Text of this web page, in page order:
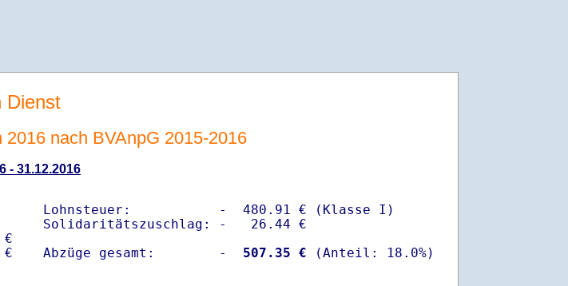
Dienst
nach BVAnpG 2015-2016
- 31.12.2016
Lohnsteuer:           -  480.91 € (Klasse I)
Solidaritätszuschlag: -   26.44 €
Abzüge gesamt:        -
  507.35 €